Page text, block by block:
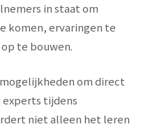
in staat om
komen, ervaringen te
te bouwen.
om direct
experts tijdens
niet alleen het leren